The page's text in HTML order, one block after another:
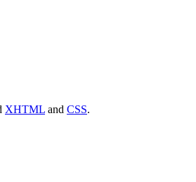
XHTML and CSS.